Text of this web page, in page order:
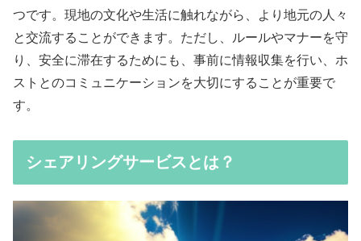
つです。現地の文化や生活に触れながら、より地元の人々
と交流することができます。ただし、ルールやマナーを守
り、安全に滞在するためにも、事前に情報収集を行い、ホ
ストとのコミュニケーションを大切にすることが重要で
す。
シェアリングサービスとは？